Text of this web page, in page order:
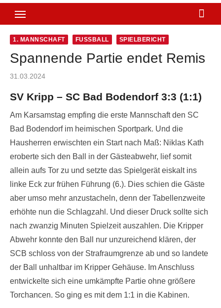
1. MANNSCHAFT FUSSBALL SPIELBERICHT
Spannende Partie endet Remis
Posted
31.03.2024
SV Kripp – SC Bad Bodendorf 3:3 (1:1)
Am Karsamstag empfing die erste Mannschaft den SC
Bad Bodendorf im heimischen Sportpark. Und die
Hausherren erwischten ein Start nach Maß: Niklas Kath
eroberte sich den Ball in der Gästeabwehr, lief somit
allein aufs Tor zu und setzte das Spielgerät eiskalt ins
linke Eck zur frühen Führung (6.). Dies schien die Gäste
aber umso mehr anzustacheln, denn der Tabellenzweite
erhöhte nun die Schlagzahl. Und dieser Druck sollte sich
nach zwanzig Minuten Spielzeit auszahlen. Die Kripper
Abwehr konnte den Ball nur unzureichend klären, der
SCB schloss von der Strafraumgrenze ab und so landete
der Ball unhaltbar im Kripper Gehäuse. Im Anschluss
entwickelte sich eine umkämpfte Partie ohne größere
Torchancen. So ging es mit dem 1:1 in die Kabinen.